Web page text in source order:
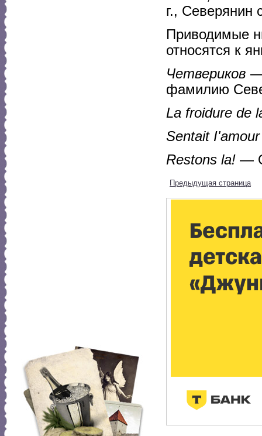
г., Северянин
Приводимые
относятся к
Четвериков —
фамилию
La froidure de
Sentait
Restons la! —
Предыдущая страница